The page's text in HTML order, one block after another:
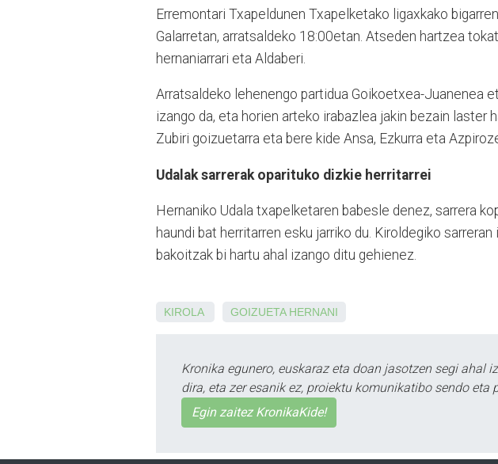
Erremontari Txapeldunen Txapelketako ligaxkako
Galarretan, arratsaldeko 18:00etan. Atseden hartzea
hernaniarrari eta Aldaberi.
Arratsaldeko lehenengo partidua Goikoetxea-Juanenea
izango da, eta horien arteko irabazlea jakin bezain laster
Zubiri goizuetarra eta bere kide Ansa, Ezkurra eta
Udalak sarrerak oparituko dizkie herritarrei
Hernaniko Udala txapelketaren babesle denez, sarrera
haundi bat herritarren esku jarriko du. Kiroldegiko
bakoitzak bi hartu ahal izango ditu gehienez.
KIROLA GOIZUETA HERNANI
Kronika egunero, euskaraz eta doan jasotzen segi ahal
dira, eta zer esanik ez, proiektu komunikatibo sendo
Egin zaitez KronikaKide!